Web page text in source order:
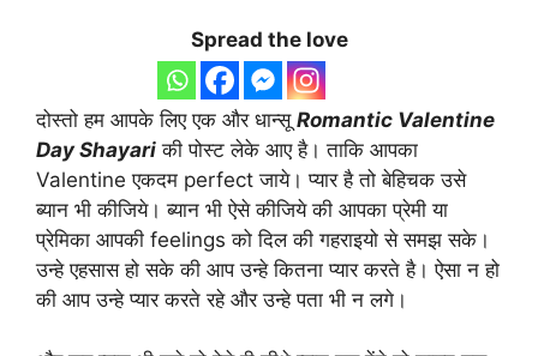
Spread the love
दोस्तो हम आपके लिए एक और धान्सू Romantic Valentine
Day Shayari की पोस्ट लेके आए है। ताकि आपका
Valentine एकदम perfect जाये। प्यार है तो बेहिचक उसे
ब्यान भी कीजिये। ब्यान भी ऐसे कीजिये की आपका प्रेमी या
प्रेमिका आपकी feelings को दिल की गहराइयो से समझ सके।
उन्हे एहसास हो सके की आप उन्हे कितना प्यार करते है। ऐसा न हो
की आप उन्हे प्यार करते रहे और उन्हे पता भी न लगे।